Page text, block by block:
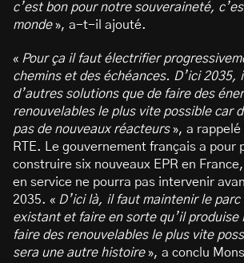
c’est bon pour notre souveraineté,
monde», a-t-il ajouté.
« Pour ça il faut électrifier
chemins et des échéances. D’ici 2035,
d’autres solutions que de faire des
renouvelables le plus vite possible car
pas de nouveaux réacteurs», a rappelé
RTE. Le gouvernement français a pour
construire six nouveaux EPR en
en service ne pourra pas intervenir
2035. « D’ici là, il faut maintenir le parc
existant et faire en sorte qu’il produise
faire des renouvelables le plus vite
sera une autre histoire», a conclu